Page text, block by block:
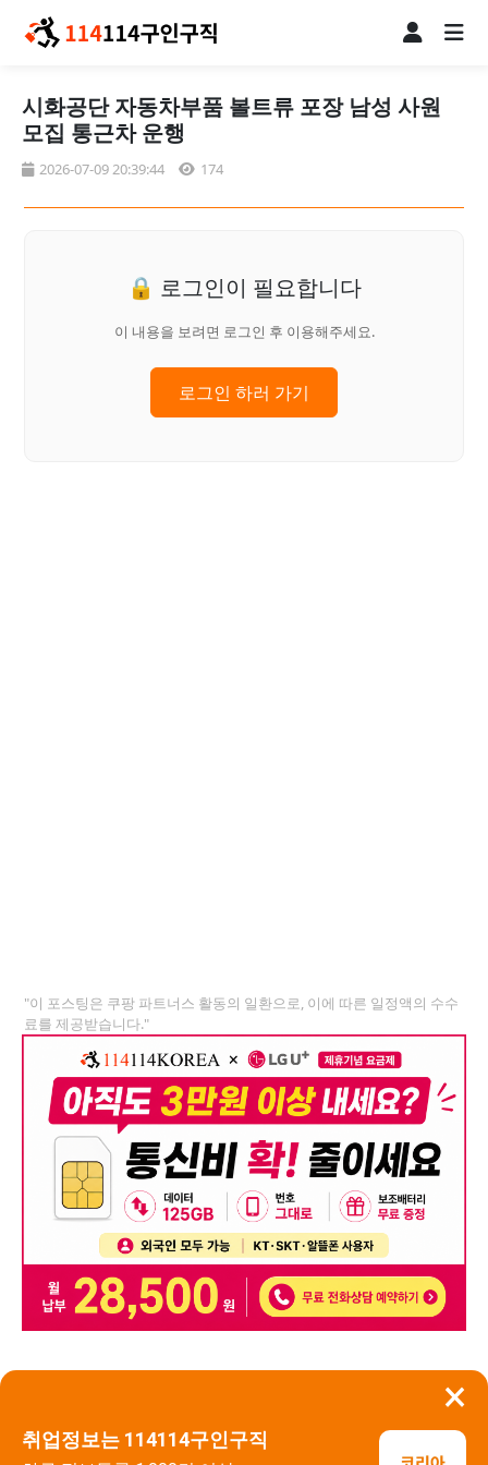
×
취업정보는 114114구인구직
시화공단 자동차부품 볼트류 포장 남성 사원
모집 통근차 운행
2026-07-09 20:39:44 174
🔒 로그인이 필요합니다
이 내용을 보려면 로그인 후 이용해주세요.
로그인 하러 가기
"이 포스팅은 쿠팡 파트너스 활동의 일환으로, 이에 따른 일정액의 수수
료를 제공받습니다."